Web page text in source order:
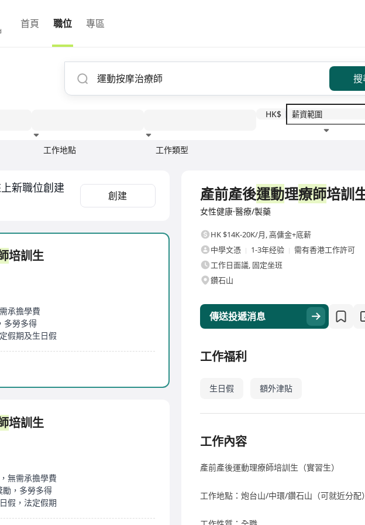
首頁 職位 專區
搜
工作地點 工作類型
HK$
新職位創建
創建
培訓生
承擔學費
多勞多得
假期及生日假
培訓生
無需承擔學費
勵，多勞多得
假，法定假期
產前產後運動理療師培訓
女性健康·醫療/製藥
HK $14K-20K/月,高傭金+底薪
中學文憑
1-3年经验
需有香港工作許可
工作日面議, 固定坐班
鑽石山
傳送投遞消息
工作福利
生日假 額外津貼
工作內容
產前產後運動理療師培訓生（實習生）
工作地點：炮台山/中環/鑽石山（可就近分配